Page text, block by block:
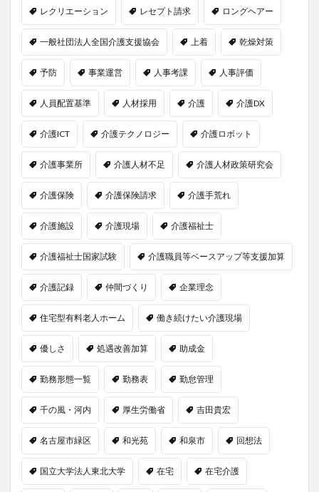
レクリエーション レセプト請求 ロングヘアー
一般社団法人全国介護支援協会 上着 乾燥対策
予防 事業運営 人事考課 人事評価
人員配置基準 人材採用 介護 介護DX
介護ICT 介護テクノロジー 介護ロボット
介護事業所 介護人材不足 介護人材政策研究会
介護保険 介護保険請求 介護手荒れ
介護施設 介護現場 介護福祉士
介護福祉士国家試験 介護職員等ベースアップ等支援加算
介護記録 仲間づくり 企業理念
住宅型有料老人ホーム 働き続けたい介護現場
優しさ 処遇改善加算 助成金
勤務形態一覧 勤務表 勤怠管理
千の風・河内 厚生労働省 吉田貴宏
名古屋市緑区 和光苑 和泉市 回想法
国立大学法人東北大学 在宅 在宅介護